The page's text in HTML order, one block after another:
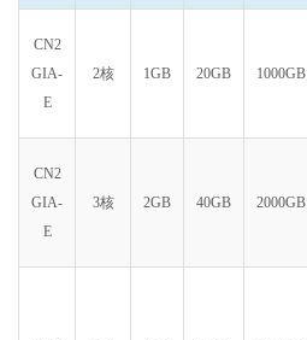
CN2
GIA-
E
2核 1GB 20GB 1000GB
CN2
GIA-
E
3核 2GB 40GB 2000GB